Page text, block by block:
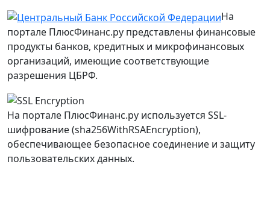
На
портале ПлюсФинанс.ру представлены финансовые
продукты банков, кредитных и микрофинансовых
организаций, имеющие соответствующие
разрешения ЦБРФ.
На портале ПлюсФинанс.ру используется SSL-
шифрование (sha256WithRSAEncryption),
обеспечивающее безопасное соединение и защиту
пользовательских данных.